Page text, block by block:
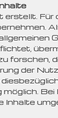
Für
forschen,
der
Inhalte